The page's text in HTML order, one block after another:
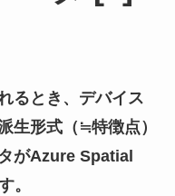
るとき、デバイス
生形式（≒特徴点）
がAzure Spatial
。